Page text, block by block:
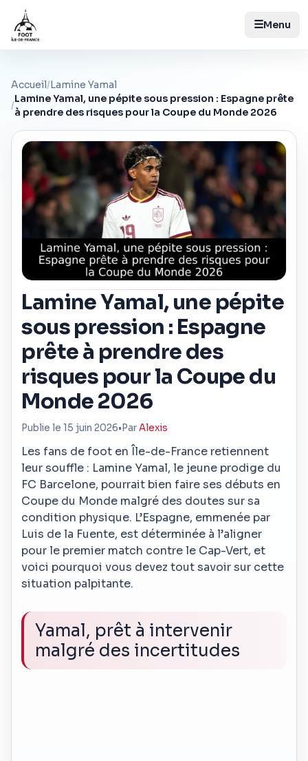
☰Menu
Accueil/Lamine Yamal
/
Lamine Yamal, une pépite sous pression : Espagne prête
à prendre des risques pour la Coupe du Monde 2026
Lamine Yamal, une pépite
sous pression : Espagne
prête à prendre des
risques pour la Coupe du
Monde 2026
Publie le 15 juin 2026• ParAlexis
Les fans de foot en Île-de-France retiennent
leur souffle : Lamine Yamal, le jeune prodige du
FC Barcelone, pourrait bien faire ses débuts en
Coupe du Monde malgré des doutes sur sa
condition physique. L’Espagne, emmenée par
Luis de la Fuente, est déterminée à l’aligner
pour le premier match contre le Cap-Vert, et
voici pourquoi vous devez tout savoir sur cette
situation palpitante.
Yamal, prêt à intervenir
malgré des incertitudes